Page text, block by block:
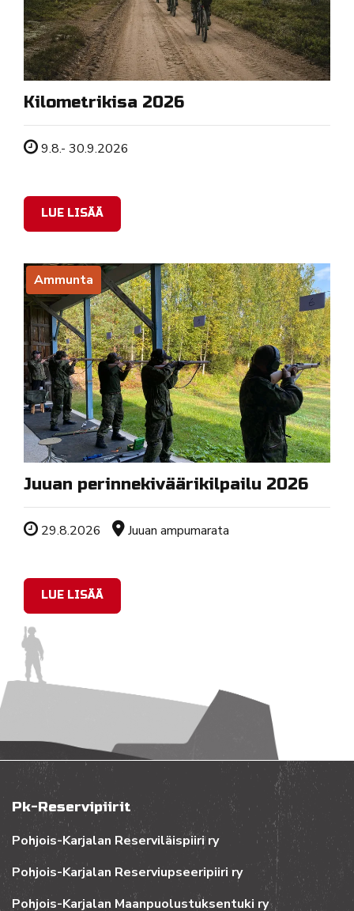
Kilometrikisa 2026
Tapahtuman ajankohta
9.8.- 30.9.2026
LUE LISÄÄ
Ammunta
Juuan perinnekiväärikilpailu 2026
Tapahtuman ajankohta
29.8.2026 Sijainti
Juuan ampumarata
LUE LISÄÄ
Pk-Reservipiirit
Pohjois-Karjalan Reserviläispiiri ry
Pohjois-Karjalan Reserviupseeripiiri ry
Pohjois-Karjalan Maanpuolustuksentuki ry